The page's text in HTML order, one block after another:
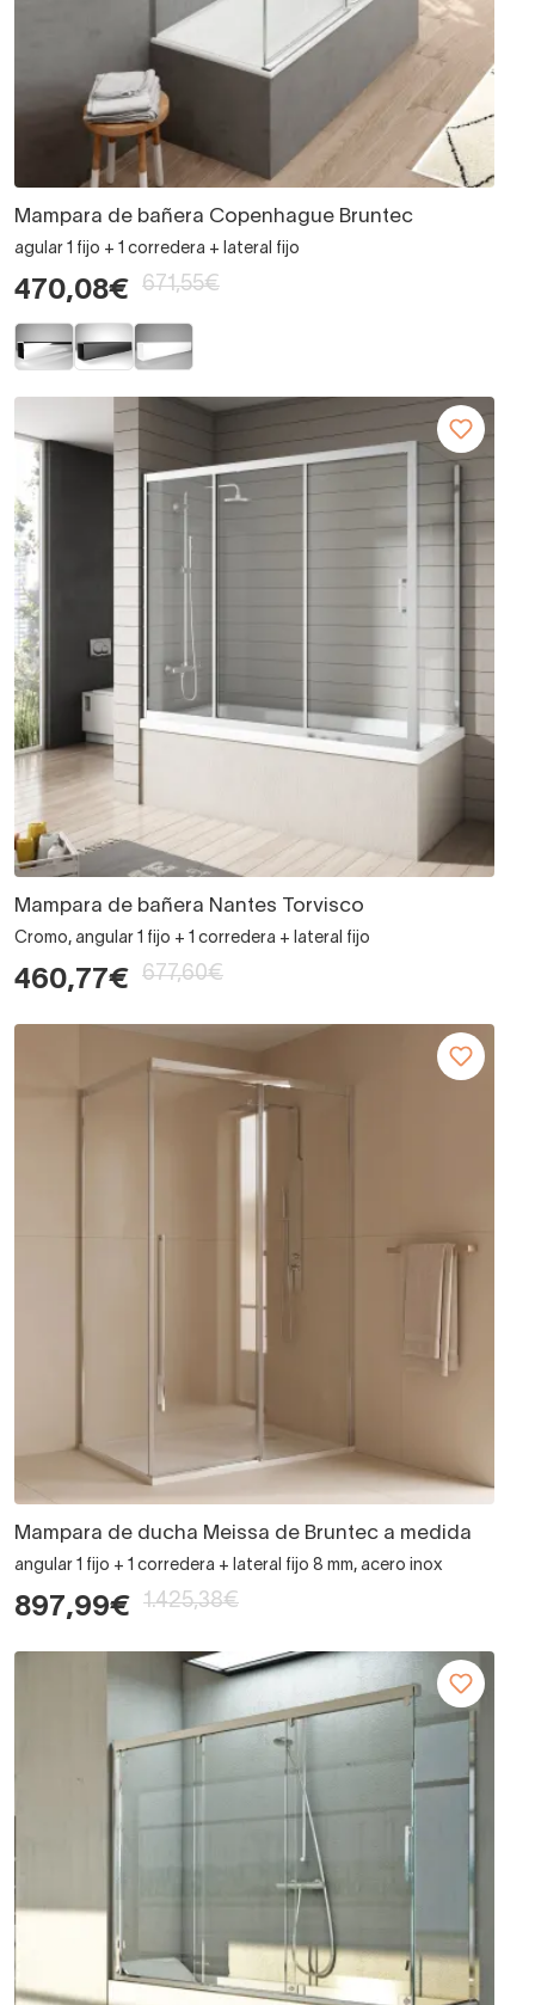
Mampara de bañera Copenhague Bruntec
agular 1 fijo + 1 corredera + lateral fijo
470,08€ 671,55€
Mampara de bañera Nantes Torvisco
Cromo, angular 1 fijo + 1 corredera + lateral fijo
460,77€ 677,60€
Mampara de ducha Meissa de Bruntec a medida
angular 1 fijo + 1 corredera + lateral fijo 8 mm, acero inox
897,99€ 1.425,38€